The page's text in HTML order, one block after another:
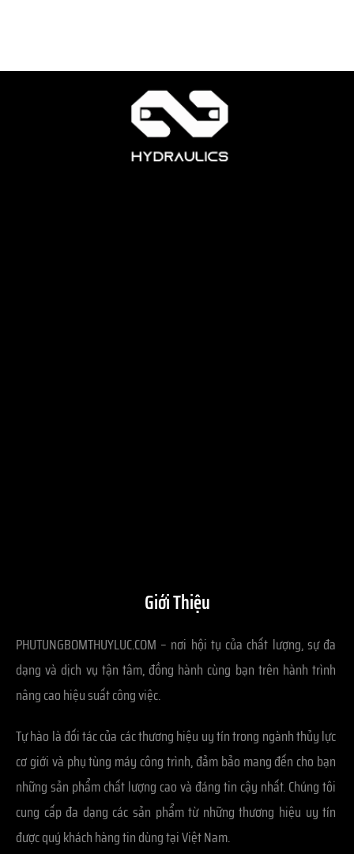
Giới Thiệu
PHUTUNGBOMTHUYLUC.COM – nơi hội tụ của chất lượng, sự đa
dạng và dịch vụ tận tâm, đồng hành cùng bạn trên hành trình
nâng cao hiệu suất công việc.
Tự hào là đối tác của các thương hiệu uy tín trong ngành thủy lực
cơ giới và phụ tùng máy công trình, đảm bảo mang đến cho bạn
những sản phẩm chất lượng cao và đáng tin cậy nhất. Chúng tôi
cung cấp đa dạng các sản phẩm từ những thương hiệu uy tín
được quý khách hàng tin dùng tại Việt Nam.